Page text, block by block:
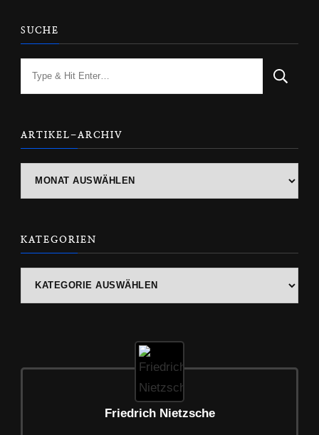
SUCHE
ARTIKEL-ARCHIV
KATEGORIEN
Friedrich Nietzsche